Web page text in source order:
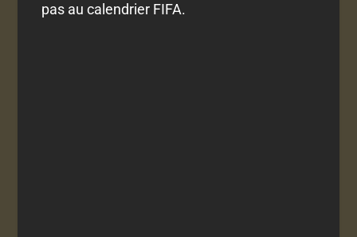
pas au calendrier FIFA.